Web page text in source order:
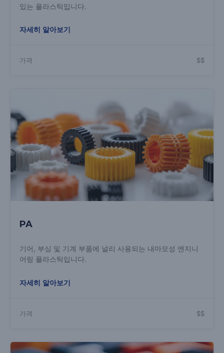
있는 플라스틱입니다.
자세히 알아보기
가격 $$
PA
기어, 부싱 및 기계 부품에 널리 사용되는 내마모성 엔지니
어링 플라스틱입니다.
자세히 알아보기
가격 $$